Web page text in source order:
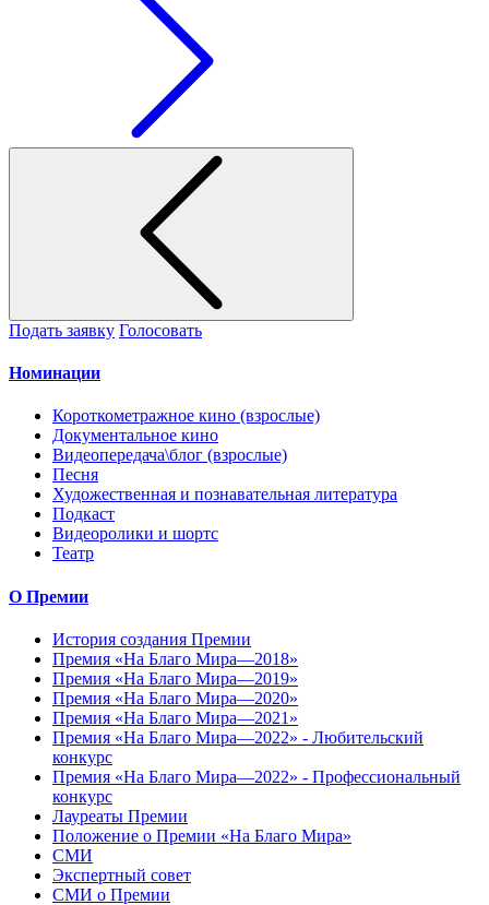
Подать заявку Голосовать
Номинации
Короткометражное кино (взрослые)
Документальное кино
Видеопередача\блог (взрослые)
Песня
Художественная и познавательная литература
Подкаст
Видеоролики и шортс
Театр
О Премии
История создания Премии
Премия «На Благо Мира—2018»
Премия «На Благо Мира—2019»
Премия «На Благо Мира—2020»
Премия «На Благо Мира—2021»
Премия «На Благо Мира—2022» - Любительский
конкурс
Премия «На Благо Мира—2022» - Профессиональный
конкурс
Лауреаты Премии
Положение о Премии «На Благо Мира»
СМИ
Экспертный совет
СМИ о Премии